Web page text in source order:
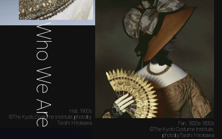
Fan, 1820s-1830s
©The Kyoto Costume Institute,
photo byTaishi Hirokawa
Who We Are
Hat, 1900s
©The Kyoto Costume Institute, photo by
Taishi Hirokawa